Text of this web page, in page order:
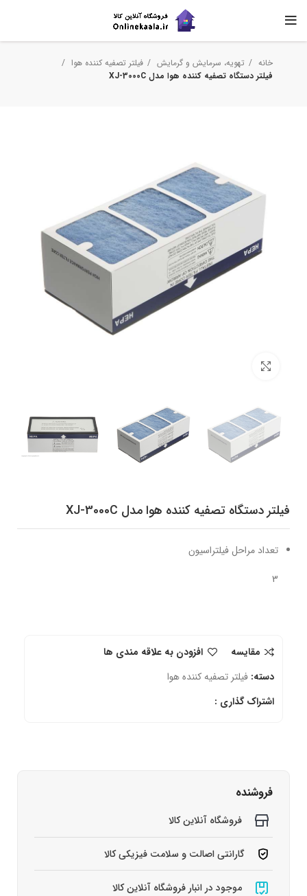
خانه تهویه، سرمایش و گرمایش
فیلتر تصفیه کننده هوا
فیلتر دستگاه تصفیه کننده هوا مدل XJ-3000C
فیلتر دستگاه تصفیه کننده هوا مدل XJ-3000C
تعداد مراحل فیلتراسیون
3
مقایسه
افزودن به علاقه مندی ها
دسته: فیلتر تصفیه کننده هوا
اشتراک گذاری :
فروشنده
فروشگاه آنلاین کالا
گارانتی اصالت و سلامت فیزیکی کالا
موجود در انبار فروشگاه آنلاین کالا